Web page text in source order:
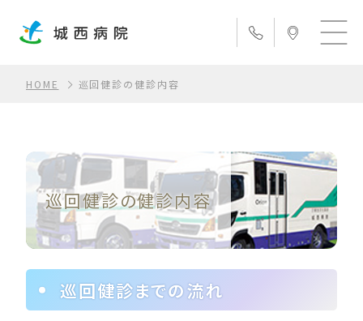
HOME 巡回健診の健診内容
巡回健診の健診内容
巡回健診までの流れ